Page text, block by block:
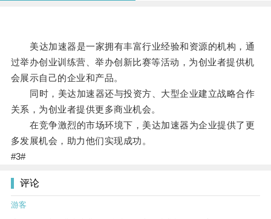
美达加速器是一家拥有丰富行业经验和资源的机构，通
过举办创业训练营、举办创新比赛等活动，为创业者提供机
会展示自己的企业和产品。
同时，美达加速器还与投资方、大型企业建立战略合作
关系，为创业者提供更多商业机会。
在竞争激烈的市场环境下，美达加速器为企业提供了更
多发展机会，助力他们实现成功。
#3#
评论
游客